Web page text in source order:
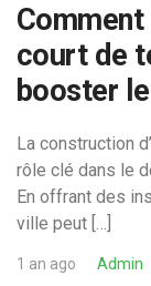
court de
booster
La construction
rôle clé dans le
En offrant des
ville peut […]
1 an ago Admin